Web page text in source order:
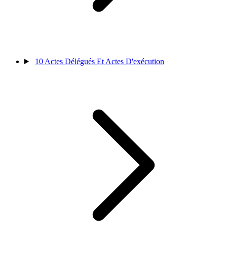
10 Actes Délégués Et Actes D'exécution